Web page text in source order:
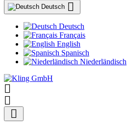
Deutsch 
Deutsch
Français
English
Spanisch
Niederländisch


